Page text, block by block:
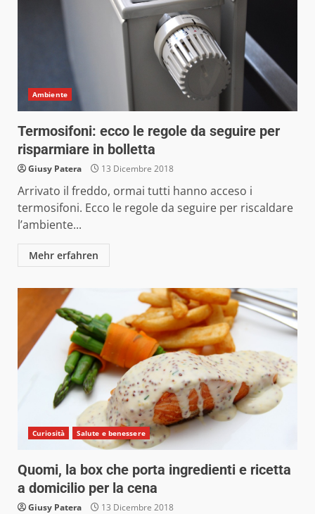
Ambiente
Termosifoni: ecco le regole da seguire per
risparmiare in bolletta
Giusy Patera 13 Dicembre 2018
Arrivato il freddo, ormai tutti hanno acceso i
termosifoni. Ecco le regole da seguire per riscaldare
l’ambiente...
Mehr erfahren
Curiosità Salute e benessere
Quomi, la box che porta ingredienti e ricetta
a domicilio per la cena
Giusy Patera 13 Dicembre 2018